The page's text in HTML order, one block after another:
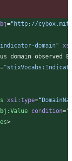
="http://
domain"
domain observed
=
xsi:type=
condition=
>